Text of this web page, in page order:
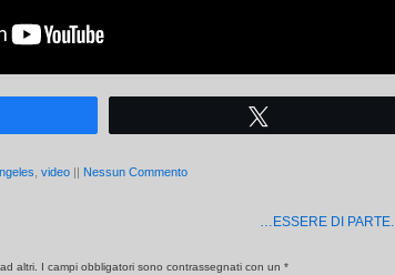
video || Nessun Commento
…ESSERE DI PARTE.
altri. I campi obbligatori sono contrassegnati con un *